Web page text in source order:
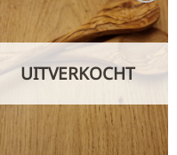
Toevoegen
aan
verlanglijst
UITVERKOCHT